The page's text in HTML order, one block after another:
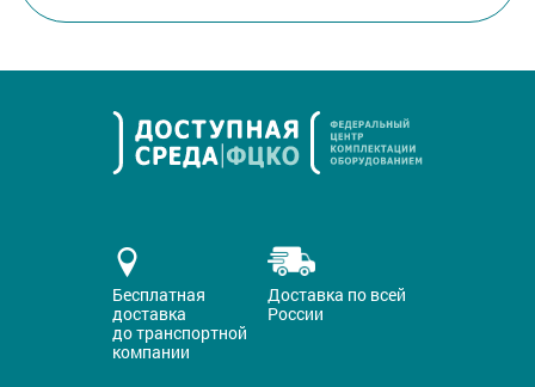
Бесплатная
доставка
до транспортной
компании
Доставка по всей
России